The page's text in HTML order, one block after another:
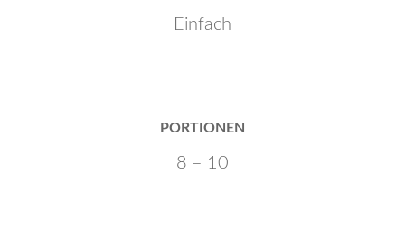
Einfach
PORTIONEN
8 – 10